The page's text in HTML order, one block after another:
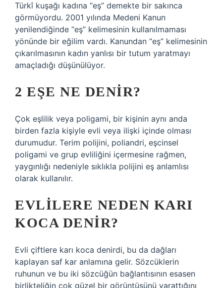
Türkî kuşağı kadına “eş” demekte bir sakınca
görmüyordu. 2001 yılında Medeni Kanun
yenilendiğinde “eş” kelimesinin kullanılmaması
yönünde bir eğilim vardı. Kanundan “eş” kelimesinin
çıkarılmasının kadın yanlısı bir tutum yaratmayı
amaçladığı düşünülüyor.
2 EŞE NE DENIR?
Çok eşlilik veya poligami, bir kişinin aynı anda
birden fazla kişiyle evli veya ilişki içinde olması
durumudur. Terim polijini, poliandri, eşcinsel
poligami ve grup evliliğini içermesine rağmen,
yaygınlığı nedeniyle sıklıkla polijini eş anlamlısı
olarak kullanılır.
EVLILERE NEDEN KARI
KOCA DENIR?
Evli çiftlere karı koca denirdi, bu da dağları
kaplayan saf kar anlamına gelir. Sözcüklerin
ruhunun ve bu iki sözcüğün bağlantısının esasen
birlikteliğin çok güzel bir görüntüsünü yarattığını